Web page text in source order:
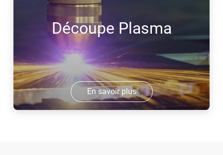
Découpe Plasma
En savoir plus